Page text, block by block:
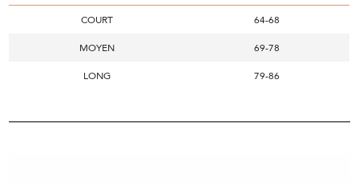
COURT
64-68
MOYEN
69-78
LONG
79-86